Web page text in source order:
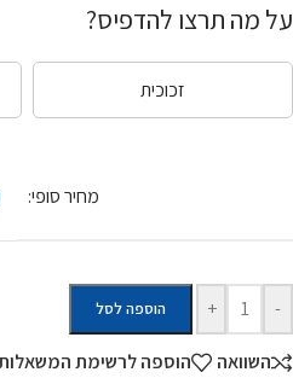
על מה תרצו להדפיס?
זכוכית
מחיר סופי:
-
+ הוספה לסל
השוואה הוספה לרשימת